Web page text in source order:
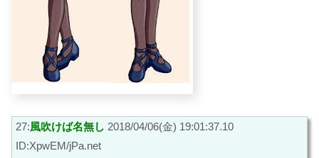
27:風吹けば名無し 2018/04/06(金) 19:01:37.10
ID:XpwEM/jPa.net